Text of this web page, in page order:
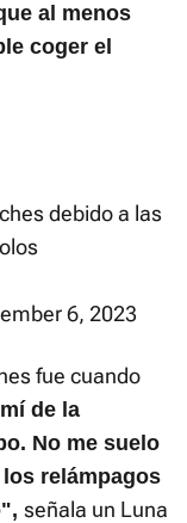
al menos
coger el
debido a las
6, 2023
fue cuando
de la
No me suelo
relámpagos
señala un Luna